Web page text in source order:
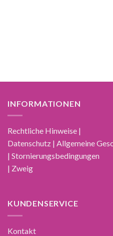
INFORMATIONEN
Rechtliche Hinweise |
Datenschutz | Allgemeine
| Stornierungsbedingungen
| Zweig
KUNDENSERVICE
Kontakt